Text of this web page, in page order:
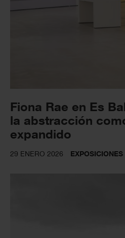
Fiona Rae en Es
la abstracción
expandido
29 ENERO 2026 EXPOSICIONES